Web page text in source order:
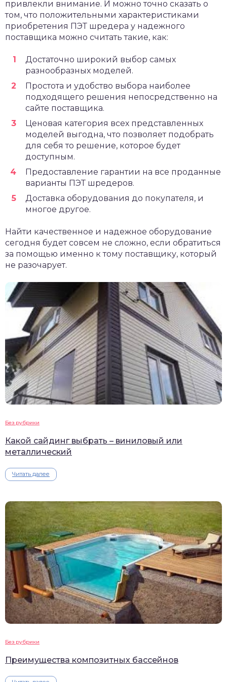
привлекли внимание. И можно точно сказать о
том, что положительными характеристиками
приобретения ПЭТ шредера у надежного
поставщика можно считать такие, как:
Достаточно широкий выбор самых
разнообразных моделей.
Простота и удобство выбора наиболее
подходящего решения непосредственно на
сайте поставщика.
Ценовая категория всех представленных
моделей выгодна, что позволяет подобрать
для себя то решение, которое будет
доступным.
Предоставление гарантии на все проданные
варианты ПЭТ шредеров.
Доставка оборудования до покупателя, и
многое другое.
Найти качественное и надежное оборудование
сегодня будет совсем не сложно, если обратиться
за помощью именно к тому поставщику, который
не разочарует.
Без рубрики
Какой сайдинг выбрать – виниловый или
металлический
Читать далее
Без рубрики
Преимущества композитных бассейнов